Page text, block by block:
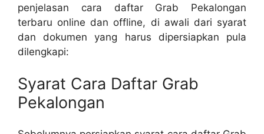
penjelasan cara daftar Grab Pekalongan
terbaru online dan offline, di awali dari syarat
dan dokumen yang harus dipersiapkan pula
dilengkapi:
Syarat Cara Daftar Grab
Pekalongan